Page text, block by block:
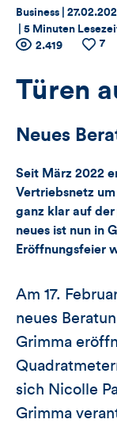
Thema:
Business | Datum:
5 Minuten
Zähler
für
Views,
und
dieses
Artikels
Anzahl
Views
2.419
Anzahl
7
Türen
Neues
Seit März 2022
Vertriebsnetz
ganz klar auf
neues ist nun in
Eröffnungsfeier
Am 17.
neues
Grimma
sich Nicolle
Grimma